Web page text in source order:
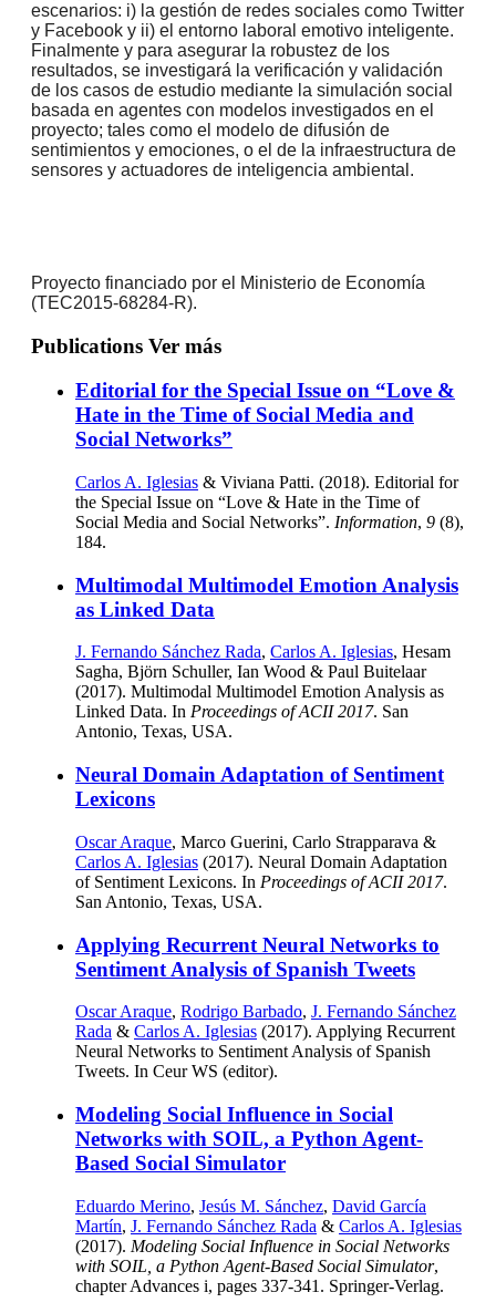
escenarios: i) la gestión de redes sociales como Twitter
y Facebook y ii) el entorno laboral emotivo inteligente.
Finalmente y para asegurar la robustez de los
resultados, se investigará la verificación y validación
de los casos de estudio mediante la simulación social
basada en agentes con modelos investigados en el
proyecto; tales como el modelo de difusión de
sentimientos y emociones, o el de la infraestructura de
sensores y actuadores de inteligencia ambiental.
Proyecto financiado por el Ministerio de Economía
(TEC2015-68284-R).
Publications Ver más
Editorial for the Special Issue on “Love &
Hate in the Time of Social Media and
Social Networks”
Carlos A. Iglesias & Viviana Patti. (2018). Editorial for
the Special Issue on “Love & Hate in the Time of
Social Media and Social Networks”. Information, 9 (8),
184.
Multimodal Multimodel Emotion Analysis
as Linked Data
J. Fernando Sánchez Rada, Carlos A. Iglesias, Hesam
Sagha, Björn Schuller, Ian Wood & Paul Buitelaar
(2017). Multimodal Multimodel Emotion Analysis as
Linked Data. In Proceedings of ACII 2017. San
Antonio, Texas, USA.
Neural Domain Adaptation of Sentiment
Lexicons
Oscar Araque, Marco Guerini, Carlo Strapparava &
Carlos A. Iglesias (2017). Neural Domain Adaptation
of Sentiment Lexicons. In Proceedings of ACII 2017.
San Antonio, Texas, USA.
Applying Recurrent Neural Networks to
Sentiment Analysis of Spanish Tweets
Oscar Araque, Rodrigo Barbado, J. Fernando Sánchez
Rada & Carlos A. Iglesias (2017). Applying Recurrent
Neural Networks to Sentiment Analysis of Spanish
Tweets. In Ceur WS (editor).
Modeling Social Influence in Social
Networks with SOIL, a Python Agent-
Based Social Simulator
Eduardo Merino, Jesús M. Sánchez, David García
Martín, J. Fernando Sánchez Rada & Carlos A. Iglesias
(2017). Modeling Social Influence in Social Networks
with SOIL, a Python Agent-Based Social Simulator,
chapter Advances i, pages 337-341. Springer-Verlag.